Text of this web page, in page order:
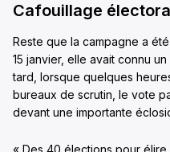
Cafouillage
Reste que la campagne a
15 janvier, elle avait connu
tard, lorsque quelques
bureaux de scrutin, le vote
devant une importante
« Des 40 élections pour